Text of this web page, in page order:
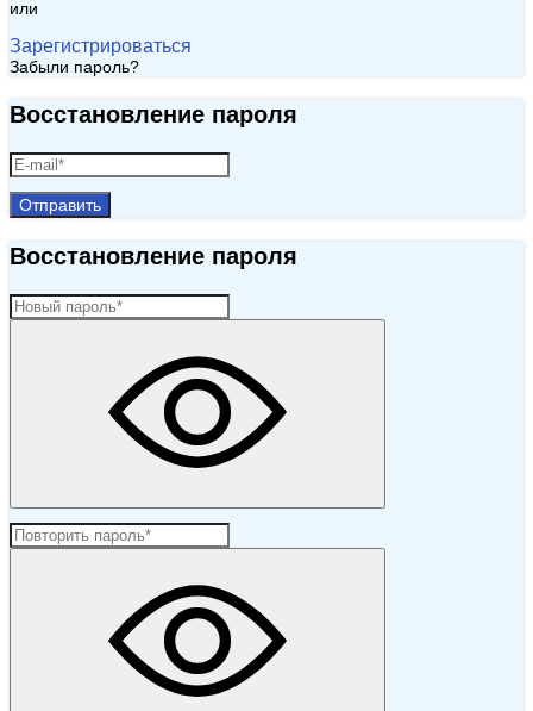
или
Зарегистрироваться
Забыли пароль?
Восстановление пароля
Отправить
Восстановление пароля